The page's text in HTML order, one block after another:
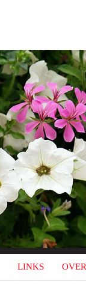
LINKS